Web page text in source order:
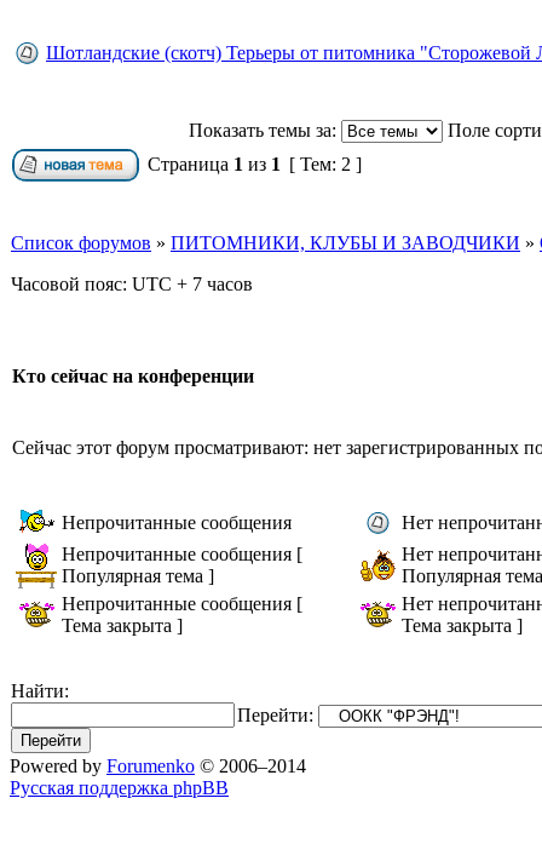
Шотландские (скотч) Терьеры от питомника "Сторожевой
Показать темы за:
Поле
Страница 1 из 1 [ Тем: 2 ]
Список форумов » ПИТОМНИКИ, КЛУБЫ И ЗАВОДЧИКИ »
Часовой пояс: UTC + 7 часов
Кто сейчас на конференции
Сейчас этот форум просматривают: нет зарегистрированных
Непрочитанные сообщения
Нет
Непрочитанные сообщения [
Популярная тема ]
Нет
Популярная
Непрочитанные сообщения [
Тема закрыта ]
Нет
Тема закрыта ]
Найти:
Перейти:
Powered by Forumenko © 2006–2014
Русская поддержка phpBB